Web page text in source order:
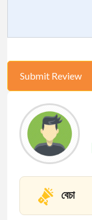
বেচা